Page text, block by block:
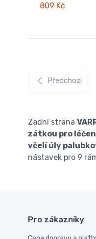
809 Kč
Předchozí
Zadní strana
zátkou pro
včelí úly
nástavek pro 9
Pro zákazníky